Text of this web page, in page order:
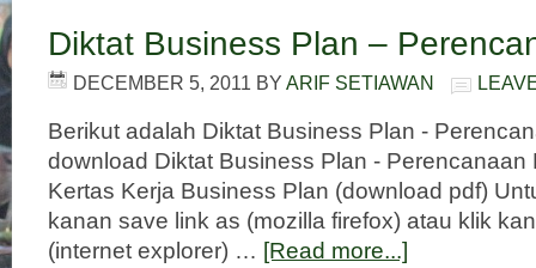
Diktat Business Plan –
DECEMBER 5, 2011 BY ARIF SETIAWAN
Berikut adalah Diktat Business Plan -
download Diktat Business Plan - Perencanaan
Kertas Kerja Business Plan (download pdf)
kanan save link as (mozilla firefox) atau klik
(internet explorer) … [Read more...]